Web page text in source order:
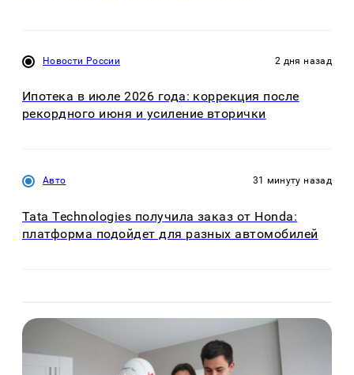
Новости России 2 дня назад
Ипотека в июле 2026 года: коррекция после
рекордного июня и усиление вторички
Авто 31 минуту назад
Tata Technologies получила заказ от Honda:
платформа подойдет для разных автомобилей